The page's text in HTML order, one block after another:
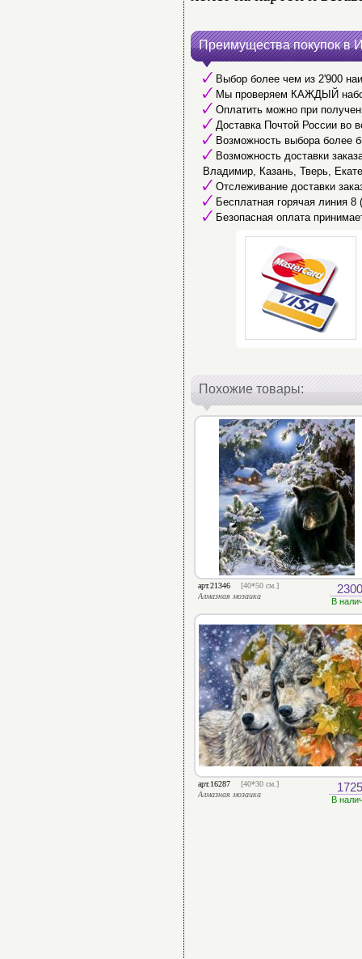
Преимущества покупок в
Выбор более чем из 2'900
Мы проверяем КАЖДЫЙ набор
Оплатить можно при
Доставка Почтой России во
Возможность выбора более
Возможность доставки
Владимир, Казань, Тверь,
Отслеживание доставки
Бесплатная горячая линия
Безопасная оплата
Похожие товары:
арт.21346
[40*50 см.]
Алмазная мозаика
В
арт.16287
[40*30 см.]
Алмазная мозаика
В